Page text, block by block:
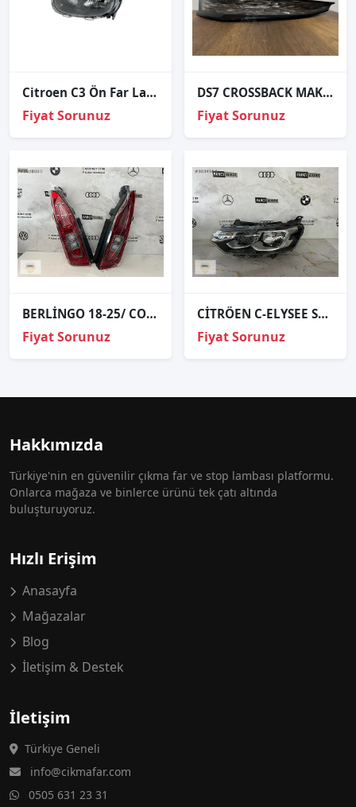
Citroen C3 Ön Far Lambası Sol 2016-2020
Fiyat Sorunuz
DS7 CROSSBACK MAKYAJLI SOL STOP ORJİNAL 9841320480
Fiyat Sorunuz
BERLİNGO 18-25/ COMBO E 18-25/ PARTNER 2015 TAKIM STOP SIFIR
Fiyat Sorunuz
CİTRÖEN C-ELYSEE SOL FAR ORJİNAL
Fiyat Sorunuz
Hakkımızda
Türkiye'nin en güvenilir çıkma far ve stop lambası platformu.
Onlarca mağaza ve binlerce ürünü tek çatı altında
buluşturuyoruz.
Hızlı Erişim
Anasayfa
Mağazalar
Blog
İletişim & Destek
İletişim
Türkiye Geneli
info@cikmafar.com
0505 631 23 31